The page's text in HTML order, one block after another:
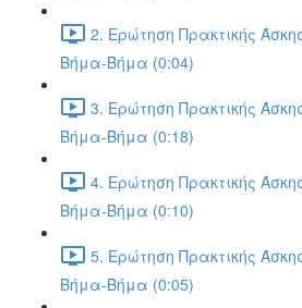
2. Ερώτηση Πρακτικής
Βήμα-Βήμα (0:04)
3. Ερώτηση Πρακτικής
Βήμα-Βήμα (0:18)
4. Ερώτηση Πρακτικής
Βήμα-Βήμα (0:10)
5. Ερώτηση Πρακτικής
Βήμα-Βήμα (0:05)